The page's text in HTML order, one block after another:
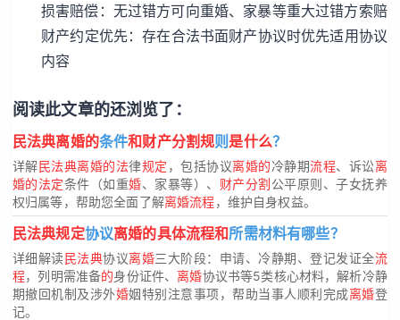
损害赔偿：无过错方可向重婚、家暴等重大过错方索赔
财产约定优先：存在合法书面财产协议时优先适用协议
内容
阅读此文章的还浏览了：
民法典离婚的条件和财产分割规则 是什么？
详解民法典离婚的法律规定 ，包括协议离婚的冷静期流程、诉讼离
婚的法定条件（如重婚、家暴等）、 财产分割公平原则、子女抚养
权归属等，帮助您全面了解离婚流程，维护自身权益。
民法典规定协议离婚的具体流程和所需材料有哪些？
详细解读民法典协议离婚三大阶段：申请、冷静期、登记发证全流
程，列明需准备的身份证件、 离婚协议书等5类核心材料，解析冷静
期撤回机制及涉外婚姻特别注意事项，帮助当事人顺利完成离婚登
记。